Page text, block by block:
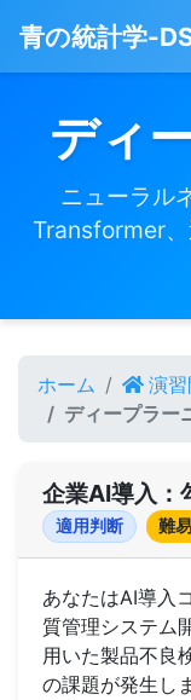
青の統計学-
ディ
ニューラル
Transformer、
ホーム 演
ディープラー
企業AI導入：
適用判断 難
あなたはAI導入
質管理システム
用いた製品不良
の課題が発生し